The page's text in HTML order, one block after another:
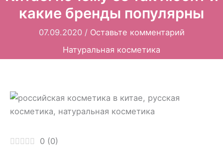
какие бренды популярны
07.09.2020 / Оставьте комментарий
Натуральная косметика
0 (0)